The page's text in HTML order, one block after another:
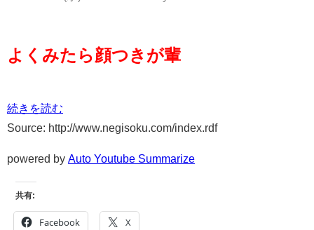
よくみたら顔つきが輩
続きを読む
Source: http://www.negisoku.com/index.rdf
powered by Auto Youtube Summarize
共有:
Facebook X